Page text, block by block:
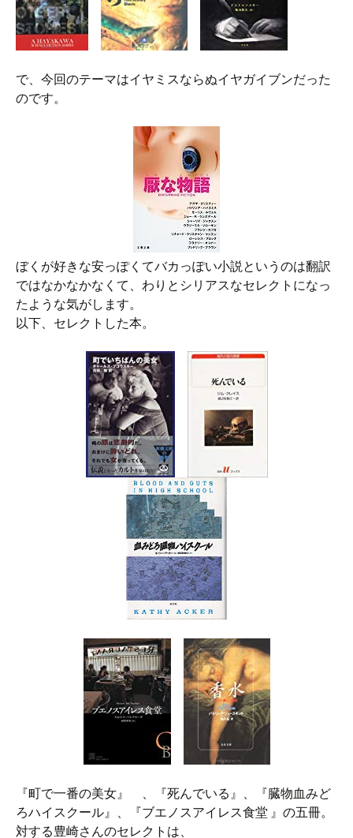
で、今回のテーマはイヤミスならぬイヤガイブンだった
のです。
ぼくが好きな安っぽくてバカっぽい小説というのは翻訳
ではなかなかなくて、わりとシリアスなセレクトになっ
たような気がします。
以下、セレクトした本。
『町で一番の美女』 、『死んでいる』、『臓物血みど
ろハイスクール』、『ブエノスアイレス食堂 』の五冊。
対する豊崎さんのセレクトは、